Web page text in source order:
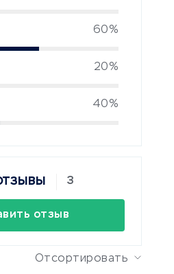
60%
20%
40%
3
отзыв
Отсортировать